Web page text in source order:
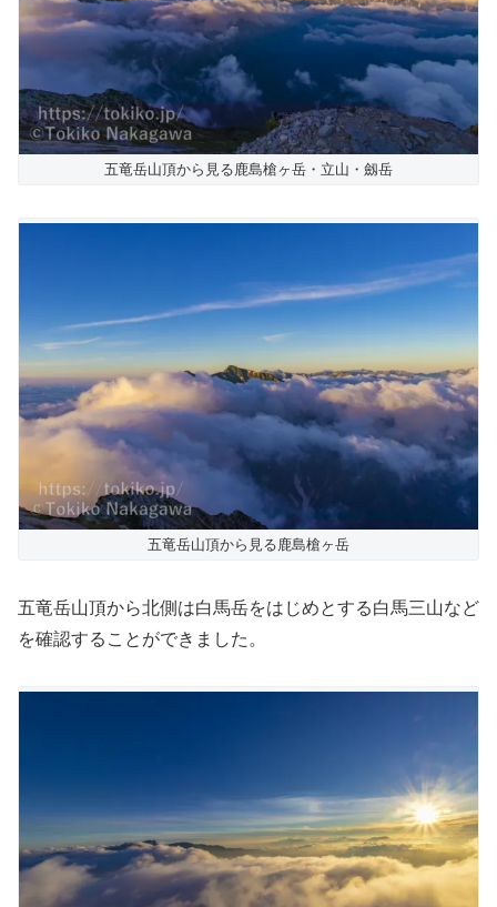
五竜岳山頂から見る鹿島槍ヶ岳・立山・劔岳
五竜岳山頂から見る鹿島槍ヶ岳
五竜岳山頂から北側は白馬岳をはじめとする白馬三山など
を確認することができました。